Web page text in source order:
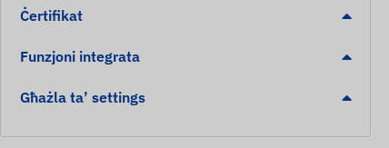
Ċertifikat
Funzjoni integrata
Għażla ta’ settings